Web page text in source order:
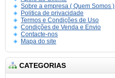
Sobre a empresa ( Quem Somos )
Politica de privacidade
Termos e Condições de Uso
Condições de Venda e Envio
Contacte-nos
Mapa do site
CATEGORIAS